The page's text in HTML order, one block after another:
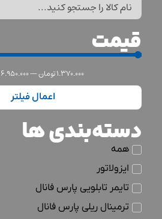
قیمت
1.370.000تومان—
6.950.000
اعمال فیلتر
دسته‌بندی ها
همه
ایزولاتور
تایمر تابلویی پارس فانال
ترمینال ریلی پارس فانال